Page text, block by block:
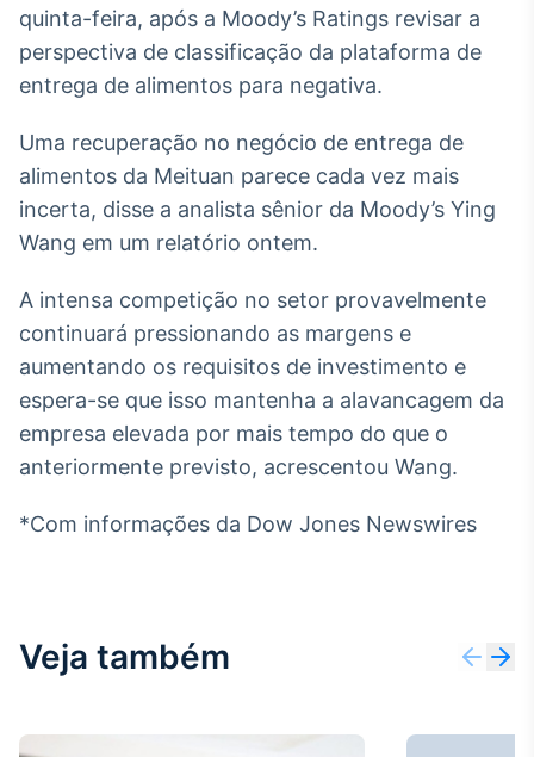
Datafeed
APIs para
integração de
conteúdos e
Broadcast
Ticker
Cotações e
Broadcast
para conteúdos e
funcionalidades
Broadcast
quinta-feira, após a Moody’s Ratings revisar a
perspectiva de classificação da plataforma de
entrega de alimentos para negativa.
Uma recuperação no negócio de entrega de
alimentos da Meituan parece cada vez mais
incerta, disse a analista sênior da Moody’s Ying
Wang em um relatório ontem.
A intensa competição no setor provavelmente
continuará pressionando as margens e
aumentando os requisitos de investimento e
espera-se que isso mantenha a alavancagem da
empresa elevada por mais tempo do que o
anteriormente previsto, acrescentou Wang.
*Com informações da Dow Jones Newswires
Veja também